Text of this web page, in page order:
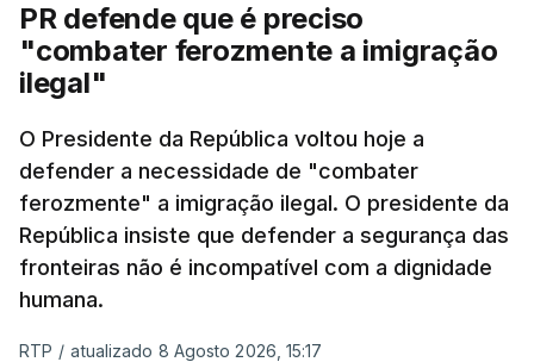
PR defende que é preciso
"combater ferozmente a imigração
ilegal"
O Presidente da República voltou hoje a
defender a necessidade de "combater
ferozmente" a imigração ilegal. O presidente da
República insiste que defender a segurança das
fronteiras não é incompatível com a dignidade
humana.
RTP / atualizado 8 Agosto 2026, 15:17